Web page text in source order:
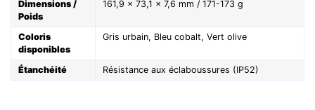
Dimensions /
Poids
161,9 x 73,1 x 7,6 mm / 171-173 g
Coloris
disponibles
Gris urbain, Bleu cobalt, Vert olive
Étanchéité Résistance aux éclaboussures (IP52)